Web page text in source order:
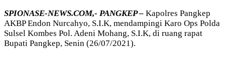
SPIONASE-NEWS.COM,- PANGKEP – Kapolres Pangkep
AKBP Endon Nurcahyo, S.I.K, mendampingi Karo Ops Polda
Sulsel Kombes Pol. Adeni Mohang, S.I.K, di ruang rapat
Bupati Pangkep, Senin (26/07/2021).